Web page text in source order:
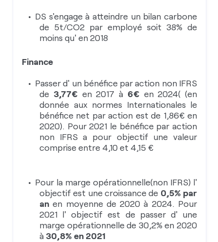
DS s'engage à atteindre un bilan carbone
de 5t/CO2 par employé soit 38% de
moins qu' en 2018
Finance
Passer d' un bénéfice par action non IFRS
de 3,77€ en 2017 à 6€ en 2024( (en
donnée aux normes Internationales le
bénéfice net par action est de 1,86€ en
2020). Pour 2021 le bénéfice par action
non IFRS a pour objectif une valeur
comprise entre 4,10 et 4,15 €
Pour la marge opérationnelle(non IFRS) l'
objectif est une croissance de 0,5% par
an en moyenne de 2020 à 2024. Pour
2021 l' objectif est de passer d' une
marge opérationnelle de 30,2% en 2020
à 30,8% en 2021